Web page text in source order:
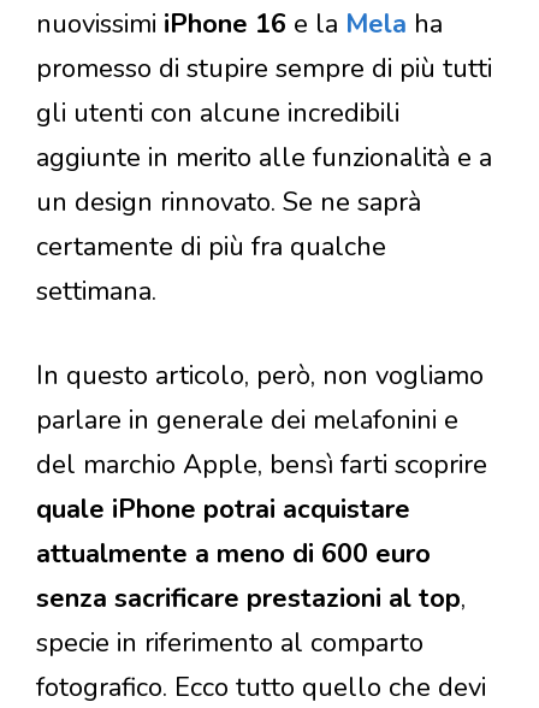
nuovissimi iPhone 16 e la Mela ha
promesso di stupire sempre di più tutti
gli utenti con alcune incredibili
aggiunte in merito alle funzionalità e a
un design rinnovato. Se ne saprà
certamente di più fra qualche
settimana.
In questo articolo, però, non vogliamo
parlare in generale dei melafonini e
del marchio Apple, bensì farti scoprire
quale iPhone potrai acquistare
attualmente a meno di 600 euro
senza sacrificare prestazioni al top,
specie in riferimento al comparto
fotografico. Ecco tutto quello che devi